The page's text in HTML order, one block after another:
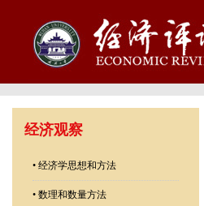
经济观察
• 经济学思想和方法
• 数理和数量方法